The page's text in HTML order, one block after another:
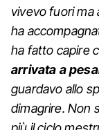
vivevo fuori ma
ha
ha fatto capire
arrivata a
guardavo allo
dimagrire. Non